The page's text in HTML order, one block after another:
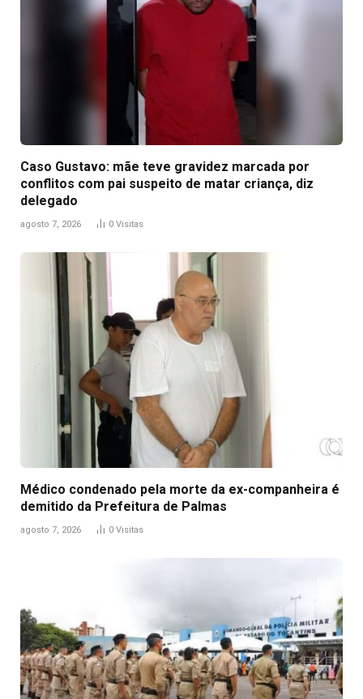
Caso Gustavo: mãe teve gravidez marcada por
conflitos com pai suspeito de matar criança, diz
delegado
agosto 7, 2026 0 Visitas
Médico condenado pela morte da ex-companheira é
demitido da Prefeitura de Palmas
agosto 7, 2026 0 Visitas